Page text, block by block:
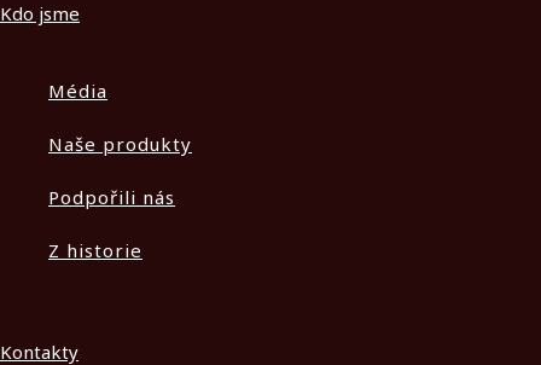
Kdo jsme
Média
Naše produkty
Podpořili nás
Z historie
Kontakty